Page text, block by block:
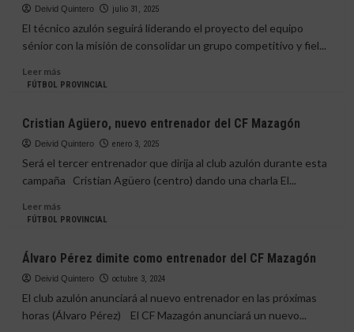
a
capitana:
el
Maribel
Monsalvete
Deivid Quintero julio 31, 2025
El técnico azulón seguirá liderando el proyecto del equipo
sénior con la misión de consolidar un grupo competitivo y fiel...
Leer másLeer
más
Agüero
continuará
al
frente
Mazagón
CF
más
FÚTBOL PROVINCIAL
Cristian Agüero, nuevo entrenador del CF Mazagón
Deivid Quintero enero 3, 2025
Será el tercer entrenador que dirija al club azulón durante esta
campaña Cristian Agüero (centro) dando una charla El...
Leer másLeer
más
Agüero,
nuevo
entrenador
del
FÚTBOL PROVINCIAL
Álvaro Pérez dimite como entrenador del CF Mazagón
Deivid Quintero octubre 3, 2024
El club azulón anunciará al nuevo entrenador en las próximas
horas (Álvaro Pérez) El CF Mazagón anunciará un nuevo...